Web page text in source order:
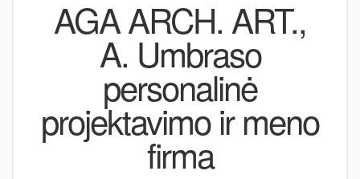
AGA ARCH. ART.,
A. Umbraso
personalinė
projektavimo ir meno
firma